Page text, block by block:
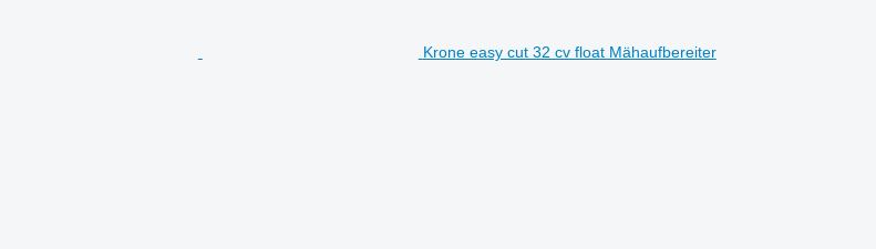
Krone easy cut 32 cv float Mähaufbereiter